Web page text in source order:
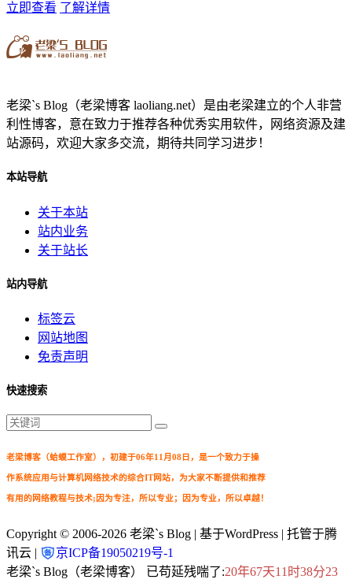
立即查看 了解详情
老梁`s Blog（老梁博客 laoliang.net）是由老梁建立的个人非营
利性博客，意在致力于推荐各种优秀实用软件，网络资源及建
站源码，欢迎大家多交流，期待共同学习进步！
本站导航
关于本站
站内业务
关于站长
站内导航
标签云
网站地图
免责声明
快速搜索
老梁博客（蛤蟆工作室），初建于06年11月08日，是一个致力于操
作系统应用与计算机网络技术的综合IT网站，为大家不断提供和推荐
有用的网络教程与技术;因为专注，所以专业；因为专业，所以卓越！
Copyright © 2006-2026 老梁`s Blog | 基于WordPress | 托管于腾
讯云 |
京ICP备19050219号-1
老梁`s Blog（老梁博客） 已苟延残喘了:20年67天11时38分23